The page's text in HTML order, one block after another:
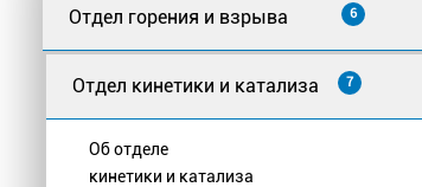
Отдел горения и взрыва 6
Отдел кинетики и катализа 7
Об отделе
кинетики и катализа